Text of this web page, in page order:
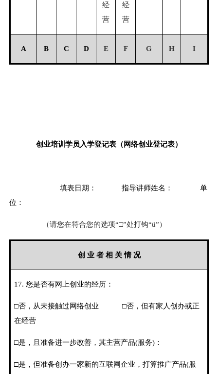
经
营
经
营
A B C D E F G H I
创业培训学员入学登记表（网络创业登记表）
填表日期： 指导讲师姓名：
单
位：
（请您在符合您的选项“□”处打钩“ü”）
创 业 者 相 关 情 况
17.您是否有网上创业的经历：
□否，从未接触过网络创业
□否，但有家人创办或正
在经营
□是，且准备进一步改善，其主营产品(服务) ：
□是，但准备创办一家新的互联网企业，打算推广产品(服